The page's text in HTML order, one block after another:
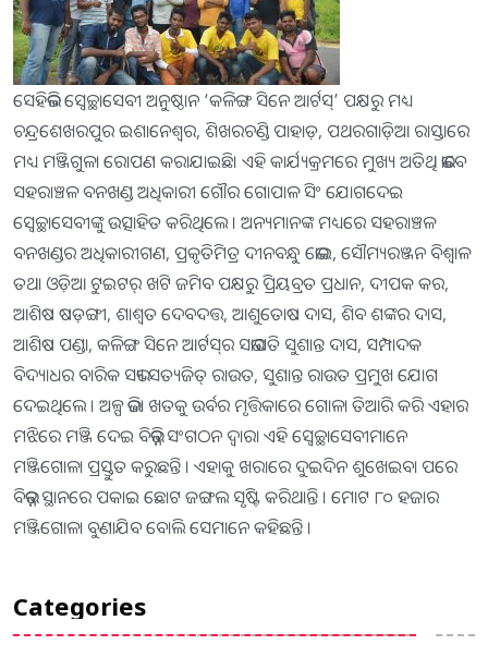
ସେହିଭଳି ସ୍ବେଚ୍ଛାସେବୀ ଅନୁଷ୍ଠାନ ‘କଳିଙ୍ଗ ସିନେ ଆର୍ଟସ୍’ ପକ୍ଷରୁ ମଧ୍ୟ
ଚନ୍ଦ୍ରଶେଖରପୁର ଇଶାନେଶ୍ବର, ଶିଖରଚଣ୍ଡି ପାହାଡ଼, ପଥରଗାଡ଼ିଆ ରାସ୍ତାରେ
ମଧ୍ୟ ମଞ୍ଜିଗୁଳା ରୋପଣ କରାଯାଇଛି। ଏହି କାର୍ଯ୍ୟକ୍ରମରେ ମୁଖ୍ୟ ଅତିଥି ଭାବେ
ସହରାଞ୍ଚଳ ବନଖଣ୍ଡ ଅଧିକାରୀ ଗୌର ଗୋପାଳ ସିଂ ଯୋଗଦେଇ
ସ୍ୱେଚ୍ଛାସେବୀଙ୍କୁ ଉତ୍ସାହିତ କରିଥିଲେ । ଅନ୍ୟମାନଙ୍କ ମଧ୍ୟରେ ସହରାଞ୍ଚଳ
ବନଖଣ୍ଡର ଅଧିକାରୀଗଣ, ପ୍ରକୃତିମିତ୍ର ଦୀନବନ୍ଧୁ ଭୋଇ, ସୌମ୍ୟରଞ୍ଜନ ବିଶ୍ୱାଳ
ତଥା ଓଡ଼ିଆ ଟୁଇଟର୍‍ ଖଟି ଜମିବ ପକ୍ଷରୁ ପ୍ରିୟବ୍ରତ ପ୍ରଧାନ, ଦୀପକ କର,
ଆଶିଷ ଷଡ଼ଙ୍ଗୀ, ଶାଶ୍ୱତ ଦେବଦତ୍ତ, ଆଶୁତୋଷ ଦାସ, ଶିବ ଶଙ୍କର ଦାସ,
ଆଶିଷ ପଣ୍ଡା, କଳିଙ୍ଗ ସିନେ ଆର୍ଟସ୍‌ର ସଭାପତି ସୁଶାନ୍ତ ଦାସ, ସମ୍ପାଦକ
ବିଦ୍ୟାଧର ବାରିକ ସଭ୍ୟ ସତ୍ୟଜିତ୍ ରାଉତ, ସୁଶାନ୍ତ ରାଉତ ପ୍ରମୁଖ ଯୋଗ
ଦେଇଥିଲେ । ଅଳ୍ପ ଭିଜା ଖତକୁ ଉର୍ବର ମୃତ୍ତିକାରେ ଗୋଳା ତିଆରି କରି ଏହାର
ମଝିରେ ମଞ୍ଜି ଦେଇ ବିଭିନ୍ନ ସଂଗଠନ ଦ୍ୱାରା ଏହି ସ୍ୱେଚ୍ଛାସେବୀମାନେ
ମଞ୍ଜିଗୋଳା ପ୍ରସ୍ତୁତ କରୁଛନ୍ତି । ଏହାକୁ ଖରାରେ ଦୁଇଦିନ ଶୁଖେଇବା ପରେ
ବିଭନ୍ନ ସ୍ଥାନରେ ପକାଇ ଛୋଟ ଜଙ୍ଗଲ ସୃଷ୍ଟି କରିଥାନ୍ତି । ମୋଟ ୮୦ ହଜାର
ମଞ୍ଜିଗୋଳା ବୁଣାଯିବ ବୋଲି ସେମାନେ କହିଛନ୍ତି ।
Categories